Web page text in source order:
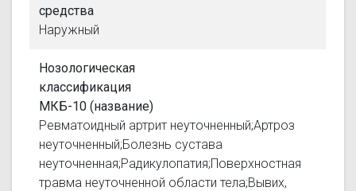
средства
Наружный
Нозологическая
классификация
МКБ-10 (название)
Ревматоидный артрит неуточненный;Артроз
неуточненный;Болезнь сустава
неуточненная;Радикулопатия;Поверхностная
травма неуточненной области тела;Вывих,